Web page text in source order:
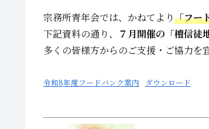
宗務所青年会では、かねてより「フー
下記資料の通り、
７月開催の「檀信徒
多くの皆様方からのご支援・ご協力を
令和8年度フードバンク案内 ダウンロード